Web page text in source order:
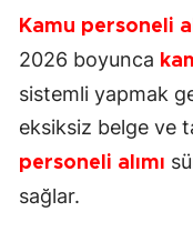
Kamu personeli
2026 boyunca
sistemli yapmak
eksiksiz belge ve
personeli alımı
sağlar.